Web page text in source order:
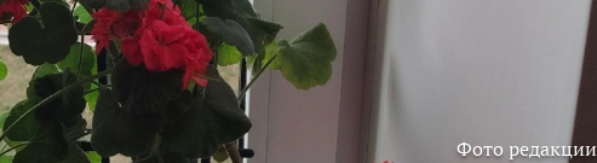
Фото редакции